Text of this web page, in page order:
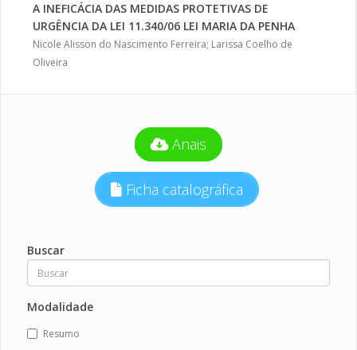
A INEFICÁCIA DAS MEDIDAS PROTETIVAS DE
URGÊNCIA DA LEI 11.340/06 LEI MARIA DA PENHA
Nicole Alisson do Nascimento Ferreira; Larissa Coelho de
Oliveira
Anais
Ficha catalográfica
Buscar
Modalidade
Resumo